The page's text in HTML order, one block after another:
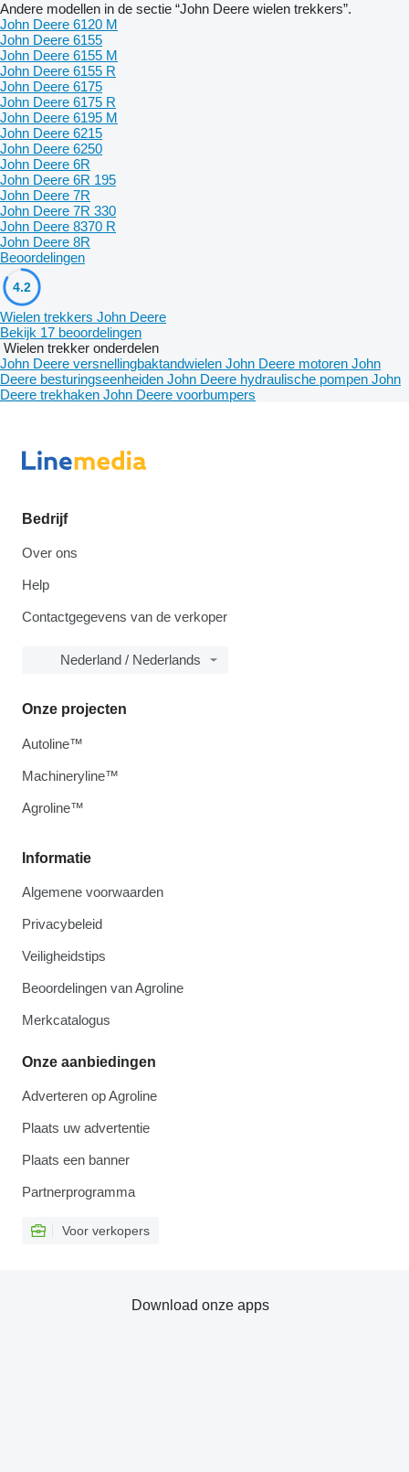
Andere modellen in de sectie “John Deere wielen trekkers”.
John Deere 6120 M
John Deere 6155
John Deere 6155 M
John Deere 6155 R
John Deere 6175
John Deere 6175 R
John Deere 6195 M
John Deere 6215
John Deere 6250
John Deere 6R
John Deere 6R 195
John Deere 7R
John Deere 7R 330
John Deere 8370 R
John Deere 8R
Beoordelingen
4.2
Wielen trekkers John Deere
Bekijk 17 beoordelingen
Wielen trekker onderdelen
John Deere versnellingbaktandwielen John Deere motoren John
Deere besturingseenheiden John Deere hydraulische pompen John
Deere trekhaken John Deere voorbumpers
Bedrijf
Over ons
Help
Contactgegevens van de verkoper
Nederland / Nederlands
Informatie
Algemene voorwaarden
Privacybeleid
Veiligheidstips
Beoordelingen van Agroline
Merkcatalogus
Onze aanbiedingen
Adverteren op Agroline
Plaats uw advertentie
Plaats een banner
Partnerprogramma
Voor verkopers
Onze projecten
Autoline™
Machineryline™
Agroline™
Download onze apps